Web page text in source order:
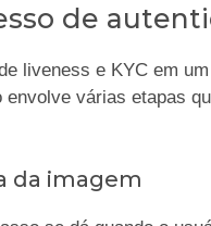
de
liveness e KYC em
envolve várias etapas
da imagem